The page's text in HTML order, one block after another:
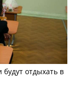
отдыхать в